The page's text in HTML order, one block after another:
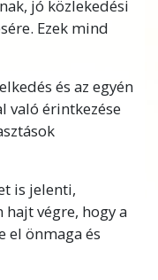
azért
törvényein
és gyakorlati
lesznek,
a barátaidnak,
sőt az
jó közlekedési
Ezek mind
és az egyén
való érintkezése
is jelenti,
hajt végre, hogy a
el önmaga és